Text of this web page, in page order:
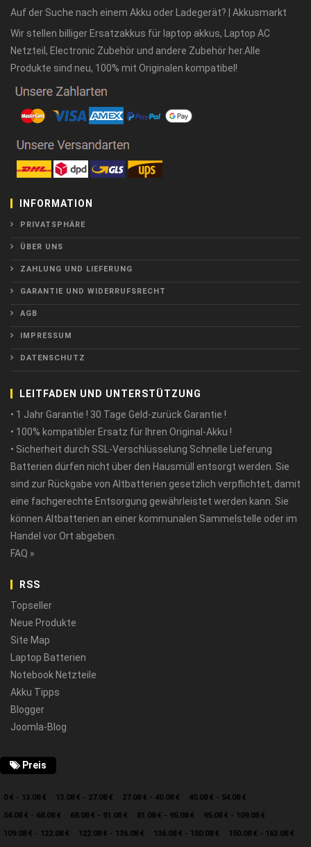
Auf der Suche nach einem Akku oder Ladegerät? | Akkusmarkt
Wir stellen billiger Ersatzakkus für laptop akkus, Laptop AC
Netzteil, Electronic Zubehör und andere Zubehör her.Alle
Produkte sind neu, 100% mit Originalen kompatibel!
INFORMATION
PRIVATSPHÄRE
ÜBER UNS
ZAHLUNG UND LIEFERUNG
GARANTIE UND WIDERRUFSRECHT
AGB
IMPRESSUM
DATENSCHUTZ
LEITFADEN UND UNTERSTÜTZUNG
• 1 Jahr Garantie ! 30 Tage Geld-zurück Garantie !
• 100% kompatibler Ersatz für Ihren Original-Akku !
• Sicherheit durch SSL-Verschlüsselung Schnelle Lieferung
Batterien dürfen nicht über den Hausmüll entsorgt werden. Sie
sind zur Rückgabe von Altbatterien gesetzlich verpflichtet, damit
eine fachgerechte Entsorgung gewährleistet werden kann. Sie
können Altbatterien an einer kommunalen Sammelstelle oder im
Handel vor Ort abgeben.
FAQ »
RSS
Topseller
Neue Produkte
Site Map
Laptop Batterien
Notebook Netzteile
Akku Tipps
Blogger
Joomla-Blog
Preis
0 € - 13.08 € 13.08 € - 27.08 € 27.08 € - 40.08 €
40.08 € - 54.08 €
54.08 € - 68.08 €
68.08 € - 81.08 € 81.08 € - 95.08 €
95.08 € - 109.08 €
109.08 € - 122.08 €
122.08 € - 136.08 € 136.08 € - 150.08 €
150.08 € - 163.08 €